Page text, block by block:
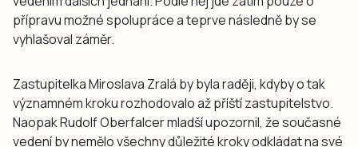
přípravu možné spolupráce a teprve následně by se
vyhlašoval záměr.
Zastupitelka Miroslava Zralá by byla raději, kdyby o tak
významném kroku rozhodovalo až příští zastupitelstvo.
Naopak Rudolf Oberfalcer mladší upozornil, že současné
vedení by nemělo všechny důležité kroky odkládat na své